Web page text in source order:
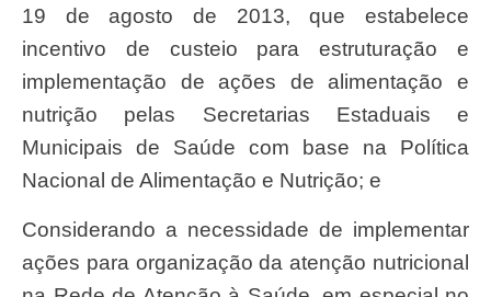
19 de agosto de 2013, que estabelece
incentivo de custeio para estruturação e
implementação de ações de alimentação e
nutrição pelas Secretarias Estaduais e
Municipais de Saúde com base na Política
Nacional de Alimentação e Nutrição; e
Considerando a necessidade de implementar
ações para organização da atenção nutricional